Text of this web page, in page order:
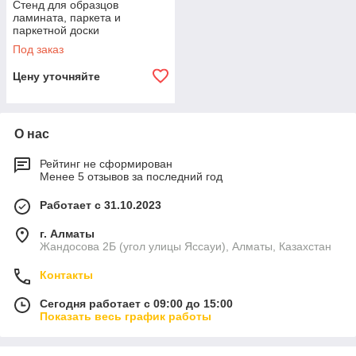
Стенд для образцов
ламината, паркета и
паркетной доски
Под заказ
Цену уточняйте
О нас
Рейтинг не сформирован
Менее 5 отзывов за последний год
Работает с 31.10.2023
г. Алматы
Жандосова 2Б (угол улицы Яссауи), Алматы, Казахстан
Контакты
Сегодня работает с 09:00 до 15:00
Показать весь график работы